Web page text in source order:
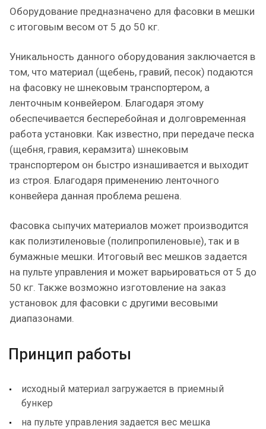
Оборудование предназначено для фасовки в мешки
с итоговым весом от 5 до 50 кг.
Уникальность данного оборудования заключается в
том, что материал (щебень, гравий, песок) подаются
на фасовку не шнековым транспортером, а
ленточным конвейером. Благодаря этому
обеспечивается бесперебойная и долговременная
работа установки. Как известно, при передаче песка
(щебня, гравия, керамзита) шнековым
транспортером он быстро изнашивается и выходит
из строя. Благодаря применению ленточного
конвейера данная проблема решена.
Фасовка сыпучих материалов может производится
как полиэтиленовые (полипропиленовые), так и в
бумажные мешки. Итоговый вес мешков задается
на пульте управления и может варьироваться от 5 до
50 кг. Также возможно изготовление на заказ
установок для фасовки с другими весовыми
диапазонами.
Принцип работы
исходный материал загружается в приемный
бункер
на пульте управления задается вес мешка